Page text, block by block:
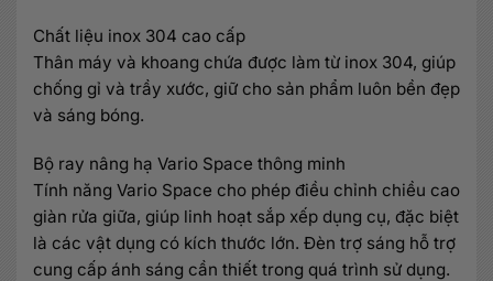
Chất liệu inox 304 cao cấp
Thân máy và khoang chứa được làm từ inox 304, giúp
chống gỉ và trầy xước, giữ cho sản phẩm luôn bền đẹp
và sáng bóng.
Bộ ray nâng hạ Vario Space thông minh
Tính năng Vario Space cho phép điều chỉnh chiều cao
giàn rửa giữa, giúp linh hoạt sắp xếp dụng cụ, đặc biệt
là các vật dụng có kích thước lớn. Đèn trợ sáng hỗ trợ
cung cấp ánh sáng cần thiết trong quá trình sử dụng.